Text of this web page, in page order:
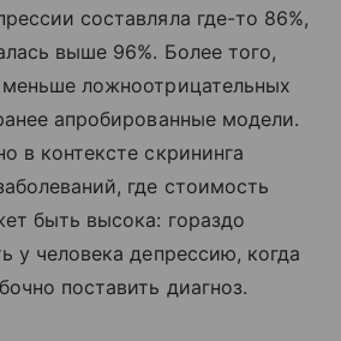
составляла где-то 86%,
выше 96%. Более того,
ложноотрицательных
апробированные модели.
в контексте скрининга
где стоимость
быть высока: гораздо
у человека депрессию, когда
поставить диагноз.